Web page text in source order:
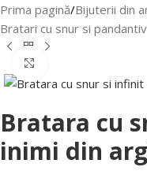
Prima pagină/Bijuterii din
Bratari cu snur si pandantiv
Bratara cu
inimi din